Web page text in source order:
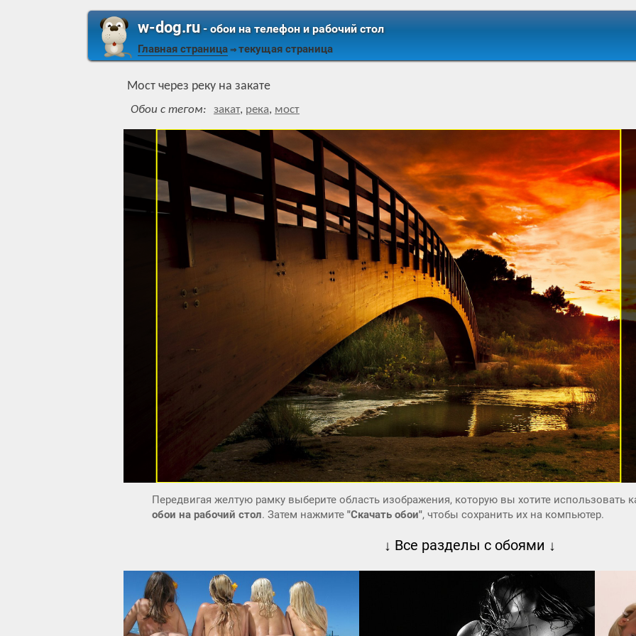
w-dog.ru- обои на телефон и рабочий стол
Главная страница ⇒ текущая страница
Мост через реку на закате
Обои с тегом: закат, река, мост
Передвигая желтую рамку выберите область изображения, которую вы хотите использовать
обои на рабочий стол. Затем нажмите "Скачать обои", чтобы сохранить их на компьютер.
↓ Все разделы с обоями ↓